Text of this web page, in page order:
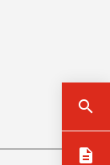
search
description